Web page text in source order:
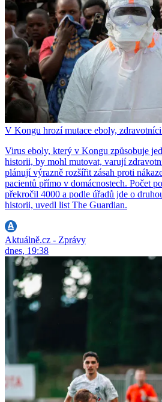
V Kongu hrozí mutace eboly,
Virus eboly, který v Kongu způsobuje
historii, by mohl mutovat, varují
plánují výrazně rozšířit zásah proti
pacientů přímo v domácnostech. Počet
překročil 4000 a podle úřadů jde o
historii, uvedl list The Guardian.
Aktuálně.cz - Zprávy
dnes, 19:38